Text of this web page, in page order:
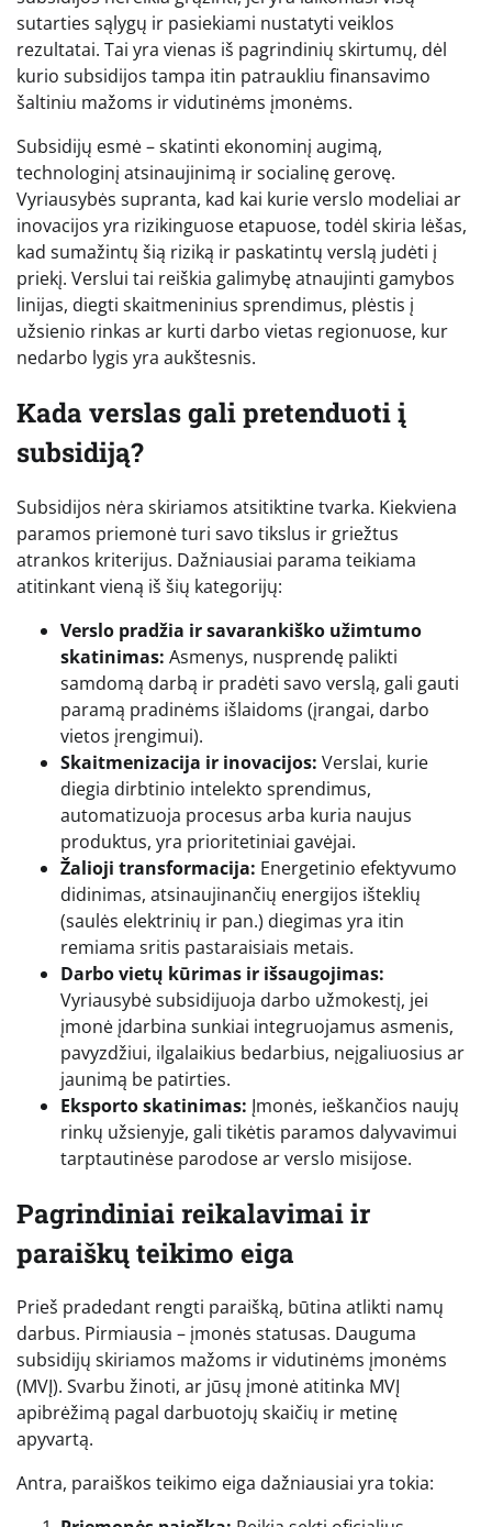
sutarties sąlygų ir pasiekiami nustatyti veiklos
rezultatai. Tai yra vienas iš pagrindinių skirtumų, dėl
kurio subsidijos tampa itin patraukliu finansavimo
šaltiniu mažoms ir vidutinėms įmonėms.
Subsidijų esmė – skatinti ekonominį augimą,
technologinį atsinaujinimą ir socialinę gerovę.
Vyriausybės supranta, kad kai kurie verslo modeliai ar
inovacijos yra rizikinguose etapuose, todėl skiria lėšas,
kad sumažintų šią riziką ir paskatintų verslą judėti į
priekį. Verslui tai reiškia galimybę atnaujinti gamybos
linijas, diegti skaitmeninius sprendimus, plėstis į
užsienio rinkas ar kurti darbo vietas regionuose, kur
nedarbo lygis yra aukštesnis.
Kada verslas gali pretenduoti į
subsidiją?
Subsidijos nėra skiriamos atsitiktine tvarka. Kiekviena
paramos priemonė turi savo tikslus ir griežtus
atrankos kriterijus. Dažniausiai parama teikiama
atitinkant vieną iš šių kategorijų:
Verslo pradžia ir savarankiško užimtumo
skatinimas: Asmenys, nusprendę palikti
samdomą darbą ir pradėti savo verslą, gali gauti
paramą pradinėms išlaidoms (įrangai, darbo
vietos įrengimui).
Skaitmenizacija ir inovacijos: Verslai, kurie
diegia dirbtinio intelekto sprendimus,
automatizuoja procesus arba kuria naujus
produktus, yra prioritetiniai gavėjai.
Žalioji transformacija: Energetinio efektyvumo
didinimas, atsinaujinančių energijos išteklių
(saulės elektrinių ir pan.) diegimas yra itin
remiama sritis pastaraisiais metais.
Darbo vietų kūrimas ir išsaugojimas:
Vyriausybė subsidijuoja darbo užmokestį, jei
įmonė įdarbina sunkiai integruojamus asmenis,
pavyzdžiui, ilgalaikius bedarbius, neįgaliuosius ar
jaunimą be patirties.
Eksporto skatinimas: Įmonės, ieškančios naujų
rinkų užsienyje, gali tikėtis paramos dalyvavimui
tarptautinėse parodose ar verslo misijose.
Pagrindiniai reikalavimai ir
paraiškų teikimo eiga
Prieš pradedant rengti paraišką, būtina atlikti namų
darbus. Pirmiausia – įmonės statusas. Dauguma
subsidijų skiriamos mažoms ir vidutinėms įmonėms
(MVĮ). Svarbu žinoti, ar jūsų įmonė atitinka MVĮ
apibrėžimą pagal darbuotojų skaičių ir metinę
apyvartą.
Antra, paraiškos teikimo eiga dažniausiai yra tokia: